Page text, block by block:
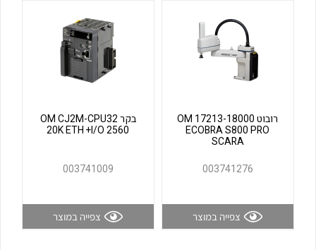
רובוט OM 17213-18000
ECOBRA S800 PRO
SCARA
003741276
צפייה במוצר
בקר OM CJ2M-CPU32
20K ETH +I/O 2560
003741009
צפייה במוצר